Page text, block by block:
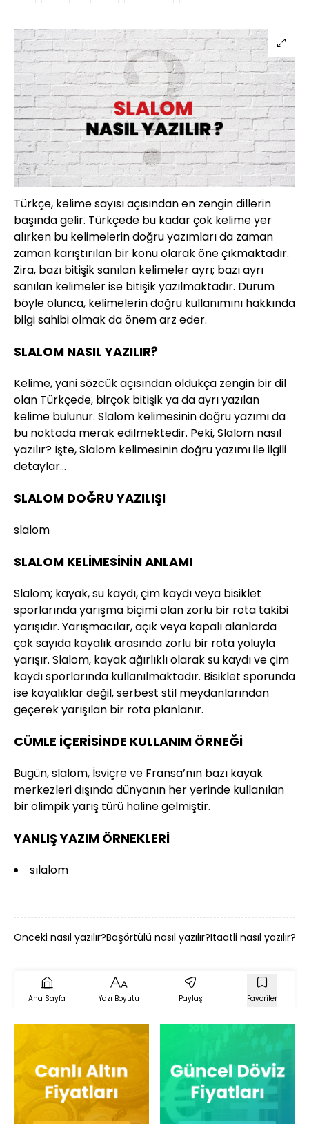
Türkçe, kelime sayısı açısından en zengin dillerin
başında gelir. Türkçede bu kadar çok kelime yer
alırken bu kelimelerin doğru yazımları da zaman
zaman karıştırılan bir konu olarak öne çıkmaktadır.
Zira, bazı bitişik sanılan kelimeler ayrı; bazı ayrı
sanılan kelimeler ise bitişik yazılmaktadır. Durum
böyle olunca, kelimelerin doğru kullanımını hakkında
bilgi sahibi olmak da önem arz eder.
SLALOM NASIL YAZILIR?
Kelime, yani sözcük açısından oldukça zengin bir dil
olan Türkçede, birçok bitişik ya da ayrı yazılan
kelime bulunur. Slalom kelimesinin doğru yazımı da
bu noktada merak edilmektedir. Peki, Slalom nasıl
yazılır? İşte, Slalom kelimesinin doğru yazımı ile ilgili
detaylar…
SLALOM DOĞRU YAZILIŞI
slalom
SLALOM KELİMESİNİN ANLAMI
Slalom; kayak, su kaydı, çim kaydı veya bisiklet
sporlarında yarışma biçimi olan zorlu bir rota takibi
yarışıdır. Yarışmacılar, açık veya kapalı alanlarda
çok sayıda kayalık arasında zorlu bir rota yoluyla
yarışır. Slalom, kayak ağırlıklı olarak su kaydı ve çim
kaydı sporlarında kullanılmaktadır. Bisiklet sporunda
ise kayalıklar değil, serbest stil meydanlarından
geçerek yarışılan bir rota planlanır.
CÜMLE İÇERİSİNDE KULLANIM ÖRNEĞİ
Bugün, slalom, İsviçre ve Fransa’nın bazı kayak
merkezleri dışında dünyanın her yerinde kullanılan
bir olimpik yarış türü haline gelmiştir.
YANLIŞ YAZIM ÖRNEKLERİ
sılalom
Önceki nasıl yazılır?Başörtülü nasıl yazılır?İtaatli nasıl yazılır?
Ana Sayfa Yazı Boyutu Paylaş Favoriler